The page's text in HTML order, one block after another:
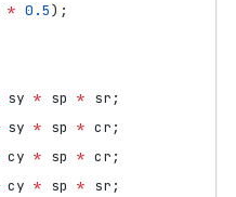
* 0.5);
sy * sp * sr ;
sy * sp * cr ;
cy * sp * cr ;
cy * sp * sr ;